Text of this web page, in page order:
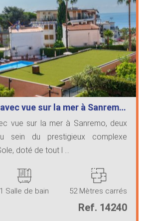
vue sur la mer à Sanrem…
vue sur la mer à Sanremo, deux
sein du prestigieux complexe
doté de tout l ...
1 Salle de bain 52 Mètres carrés
Ref. 14240